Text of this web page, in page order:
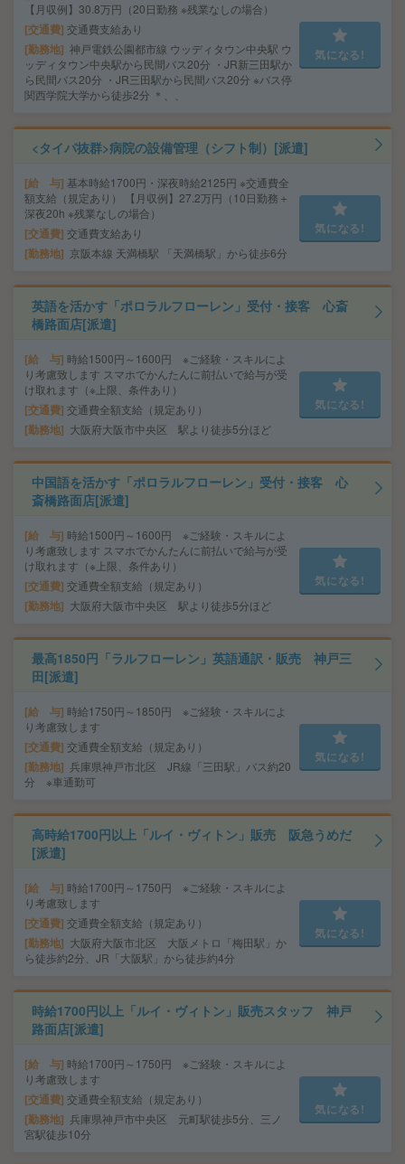
【月収例】30.8万円（20日勤務 ※残業なしの場合）
交通費 交通費支給あり
勤務地 神戸電鉄公園都市線 ウッディタウン中央駅 ウ
ッディタウン中央駅から民間バス20分 ・JR新三田駅か
ら民間バス20分 ・JR三田駅から民間バス20分 ※バス停
関西学院大学から徒歩2分 ＊、、
気になる!
<タイパ抜群>病院の設備管理（シフト制）[派遣]
給 与 基本時給1700円・深夜時給2125円 ※交通費全
額支給（規定あり） 【月収例】27.2万円（10日勤務＋
深夜20h ※残業なしの場合）
交通費 交通費支給あり
勤務地 京阪本線 天満橋駅 「天満橋駅」から徒歩6分
気になる!
英語を活かす「ポロラルフローレン」受付・接客 心斎
橋路面店[派遣]
給 与 時給1500円～1600円 ※ご経験・スキルによ
り考慮致します スマホでかんたんに前払いで給与が受
け取れます（※上限、条件あり）
交通費 交通費全額支給（規定あり）
勤務地 大阪府大阪市中央区 駅より徒歩5分ほど
気になる!
中国語を活かす「ポロラルフローレン」受付・接客 心
斎橋路面店[派遣]
給 与 時給1500円～1600円 ※ご経験・スキルによ
り考慮致します スマホでかんたんに前払いで給与が受
け取れます（※上限、条件あり）
交通費 交通費全額支給（規定あり）
勤務地 大阪府大阪市中央区 駅より徒歩5分ほど
気になる!
最高1850円「ラルフローレン」英語通訳・販売 神戸三
田[派遣]
給 与 時給1750円～1850円 ※ご経験・スキルによ
り考慮致します
交通費 交通費全額支給（規定あり）
勤務地 兵庫県神戸市北区 JR線「三田駅」バス約20
分 ※車通勤可
気になる!
高時給1700円以上「ルイ・ヴィトン」販売 阪急うめだ
[派遣]
給 与 時給1700円～1750円 ※ご経験・スキルによ
り考慮致します
交通費 交通費全額支給（規定あり）
勤務地
大阪府大阪市北区 大阪メトロ「梅田駅」か
ら徒歩約2分、JR「大阪駅」から徒歩約4分
気になる!
時給1700円以上「ルイ・ヴィトン」販売スタッフ 神戸
路面店[派遣]
給 与 時給1700円～1750円 ※ご経験・スキルによ
り考慮致します
交通費 交通費全額支給（規定あり）
勤務地 兵庫県神戸市中央区 元町駅徒歩5分、三ノ
宮駅徒歩10分
気になる!